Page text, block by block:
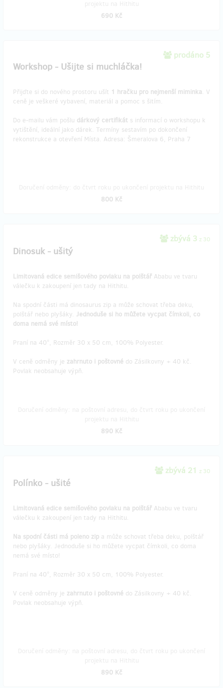
690 Kč
prodáno 5
Workshop - Ušijte si muchláčka!
Přijďte si do nového prostoru ušít 1 hračku pro nejmenší miminka. V
ceně je veškeré vybavení, materiál a pomoc s šitím.
Do e-mailu vám pošlu dárkový certifikát s informací o workshopu k
vytištění, ideální jako dárek. Termíny sestavím po dokončení
rekonstrukce a otevření Místa. Adresa: Šmeralova 6, Praha 7
800 Kč
zbývá 3 z 30
Dinosuk - ušitý
Limitovaná edice semišového povlaku na polštář Ababu ve tvaru
válečku k zakoupení jen tady na Hithitu.
Na spodní části má dinosaurus zip a může schovat třeba deku,
polštář nebo plyšáky. Jednoduše si ho můžete vycpat čímkoli, co
doma nemá své místo!
Praní na 40°, Rozměr 30 x 50 cm, 100% Polyester.
V ceně odměny je zahrnuto i poštovné do Zásilkovny + 40 kč.
Povlak neobsahuje výpň.
890 Kč
zbývá 21 z 30
Polínko - ušité
Limitovaná edice semišového povlaku na polštář Ababu ve tvaru
válečku k zakoupení jen tady na Hithitu.
Na spodní části má poleno zip a může schovat třeba deku, polštář
nebo plyšáky. Jednoduše si ho můžete vycpat čímkoli, co doma
nemá své místo!
Praní na 40°, Rozměr 30 x 50 cm, 100% Polyester.
V ceně odměny je zahrnuto i poštovné do Zásilkovny + 40 kč.
Povlak neobsahuje výpň.
890 Kč